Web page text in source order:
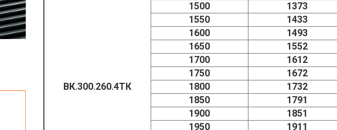
ВК.300.260.4ТК
1500
1373
1550
1433
1600
1493
1650
1552
1700
1612
1750
1672
1800
1732
1850
1791
1900
1851
1950
1911